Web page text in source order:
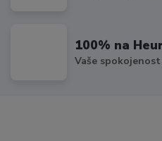
100% na
Vaše